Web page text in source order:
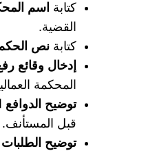
كتابة اسم
القضية.
كتابة نص
إدخال وقائع
المحكمة
توضيح الدوافع
قبل المستأنف.
توضيح الطلبات